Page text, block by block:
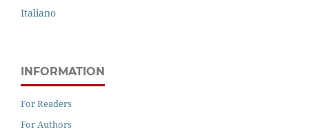
Italiano
INFORMATION
For Readers
For Authors